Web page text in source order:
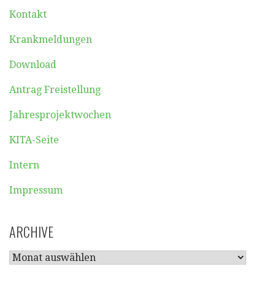
Kontakt
Krankmeldungen
Download
Antrag Freistellung
Jahresprojektwochen
KITA-Seite
Intern
Impressum
ARCHIVE
ARCHIVE